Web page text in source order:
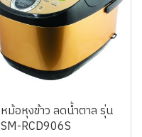
หม้อหุงข้าว ลดน้ำตาล รุ่น
SM-RCD906S